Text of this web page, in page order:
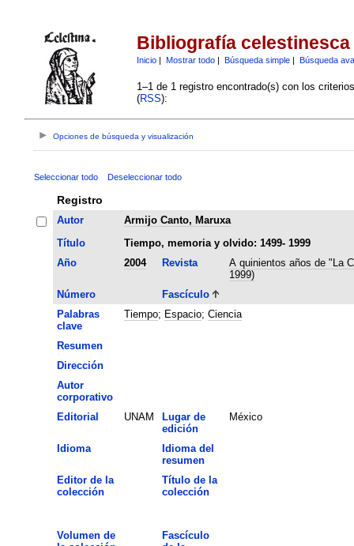
Bibliografía celestinesca
Inicio| Mostrar todo| Búsqueda simple| Búsqueda
1–1 de 1 registro encontrado(s) con los
(RSS):
Opciones de búsqueda y visualización
Seleccionar todo Deseleccionar todo
Registro
Autor
Armijo Canto, Maruxa
Título
Tiempo, memoria y olvido: 1499- 1999
Año
2004 Revista
A quinientos años de "La
1999)
Número
Fascículo
Palabras
clave
Tiempo; Espacio; Ciencia
Resumen
Dirección
Autor
corporativo
Editorial
UNAM
Lugar de
edición
México
Idioma
Idioma del
resumen
Editor de la
colección
Título de la
colección
Volumen de
Fascículo